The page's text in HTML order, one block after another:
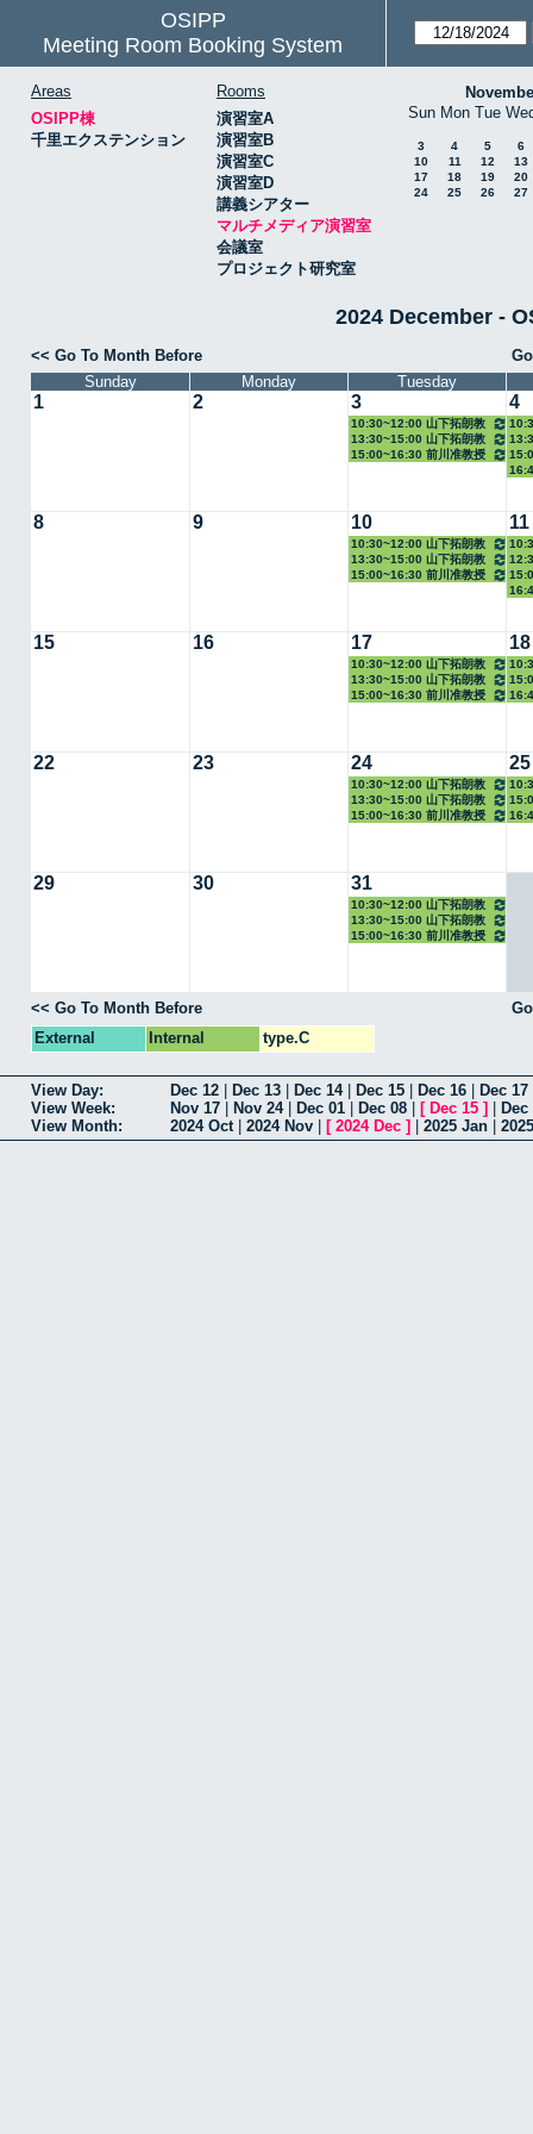
OSIPP
Meeting Room Booking System
Areas
OSIPP棟
千里エクステンション
Rooms
演習室A
演習室B
演習室C
演習室D
講義シアター
マルチメディア演習室
会議室
プロジェクト研究室
Sun Mon Tue
3 4 5
6
10
11 12
13
17
18 19
20
24
25 26 27
2024 December -
<< Go To Month Before
Sunday
Monday Tuesday
1 2 3
10:30~12:00 山下拓朗教
授
13:30~15:00 山下拓朗教
授
15:00~16:30 前川准教授
4
教授
8 9 10
10:30~12:00 山下拓朗教
授
13:30~15:00 山下拓朗教
授
15:00~16:30 前川准教授
11
教授
15 16 17
10:30~12:00 山下拓朗教
授
13:30~15:00 山下拓朗教
授
15:00~16:30 前川准教授
18
教授
22 23 24
10:30~12:00 山下拓朗教
授
13:30~15:00 山下拓朗教
授
15:00~16:30 前川准教授
25
教授
29 30 31
10:30~12:00 山下拓朗教
授
13:30~15:00 山下拓朗教
授
15:00~16:30 前川准教授
<< Go To Month Before
External
Internal type.C
View Day: Dec 12 Dec 13 Dec 14| Dec 15 Dec 16 Dec 17
View Week:
Nov 17 Nov 24| Dec 01 Dec 08 [ Dec 15 ]
Dec
View Month:
2024 Oct 2024 Nov [ 2024 Dec ] 2025 Jan